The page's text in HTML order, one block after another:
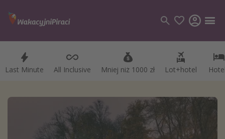
Last Minute All Inclusive Mniej niż 1000 zł Lot+hotel
Kategorie